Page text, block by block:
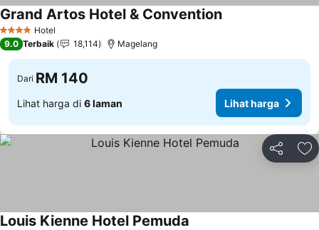
4 BintangHotel
Grand Artos Hotel & ConventionLihat harga
9.0 Terbaik 18,114 Magelang
Dari RM 140
Lihat harga di 6 laman Lihat harga
Kongsi
Louis Kienne Hotel Pemuda